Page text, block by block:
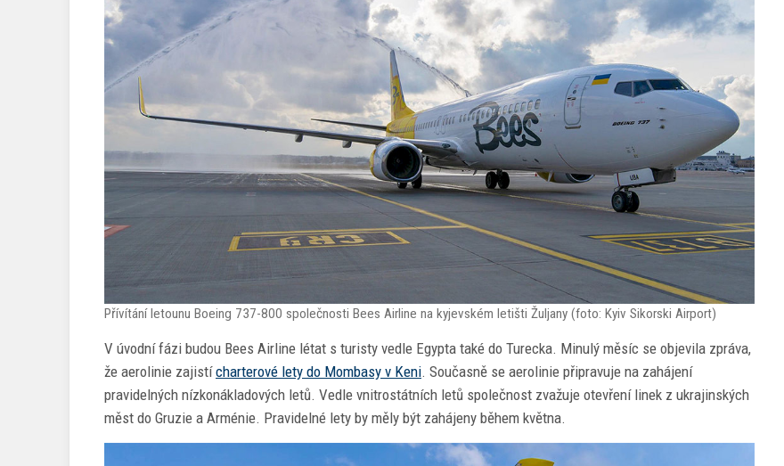
Přívítání letounu Boeing 737-800 společnosti Bees Airline na kyjevském letišti Žuljany (foto: Kyiv Sikorski Airport)
V úvodní fázi budou Bees Airline létat s turisty vedle Egypta také do Turecka. Minulý měsíc se objevila zpráva,
že aerolinie zajistícharterové lety do Mombasy v Keni. Současně se aerolinie připravuje na zahájení
pravidelných nízkonákladových letů. Vedle vnitrostátních letů společnost zvažuje otevření linek z ukrajinských
měst do Gruzie a Arménie. Pravidelné lety by měly být zahájeny během května.